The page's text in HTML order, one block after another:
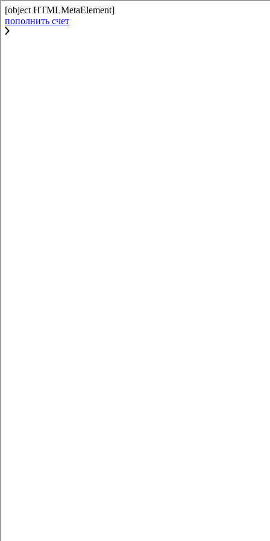
[object HTMLMetaElement]
пополнить счет